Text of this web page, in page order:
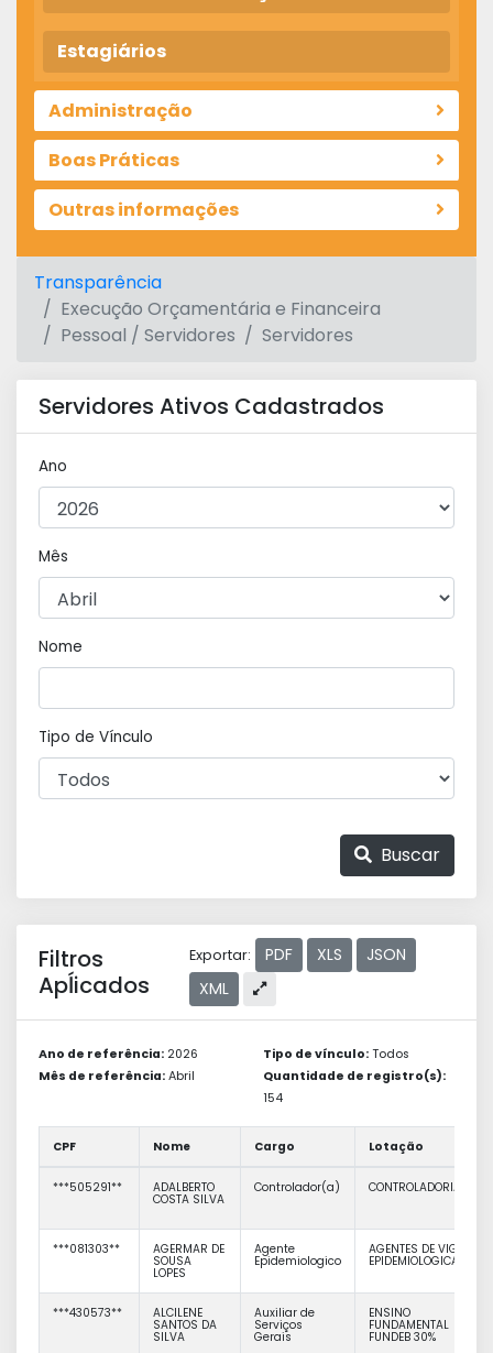
Estagiários
Administração
Boas Práticas
Outras informações
Transparência
Execução Orçamentária e Financeira
Pessoal / Servidores
Servidores
Servidores Ativos Cadastrados
Ano
Mês
Nome
Tipo de Vínculo
Buscar
Filtros
Apĺicados
Exportar: PDF XLS
JSON
XML
Ano de referência: 2026
Mês de referência: Abril
Tipo de vínculo: Todos
Quantidade de registro(s):
154
CPF Nome Cargo Lotação
***505291** ADALBERTO
COSTA SILVA
Controlador(a) CONTROLADORIA
***081303** AGERMAR DE
SOUSA
LOPES
Agente
Epidemiologico
AGENTES DE VIG
EPIDEMIOLOGICA
***430573** ALCILENE
SANTOS DA
SILVA
Auxiliar de
Serviços
Gerais
ENSINO
FUNDAMENTAL
FUNDEB 30%